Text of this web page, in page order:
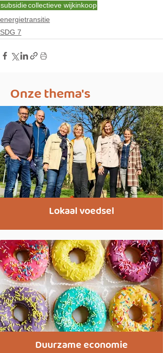
subsidiecollectieve wijkinkoop
energietransitie
SDG 7
Onze thema's
Lokaal voedsel
Duurzame economie